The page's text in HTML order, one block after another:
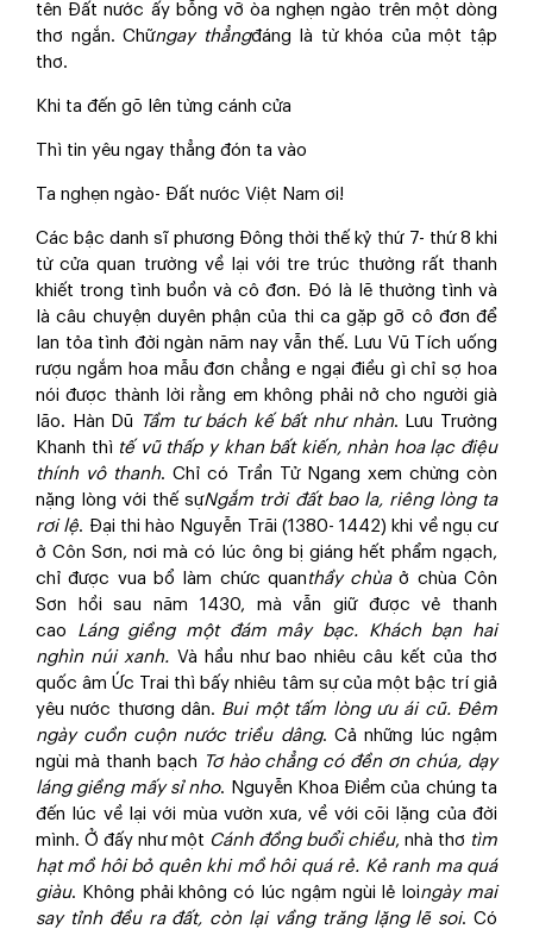
tên Đất nước ấy bỗng vỡ òa nghẹn ngào trên một dòng
thơ ngắn. Chữngay thẳngđáng là từ khóa của một tập
thơ.
Khi ta đến gõ lên từng cánh cửa
Thì tin yêu ngay thẳng đón ta vào
Ta nghẹn ngào- Đất nước Việt Nam ơi!
Các bậc danh sĩ phương Đông thời thế kỷ thứ 7- thứ 8 khi
từ cửa quan trường về lại với tre trúc thường rất thanh
khiết trong tình buồn và cô đơn. Đó là lẽ thường tình và
là câu chuyện duyên phận của thi ca gặp gỡ cô đơn để
lan tỏa tình đời ngàn năm nay vẫn thế. Lưu Vũ Tích uống
rượu ngắm hoa mẫu đơn chẳng e ngại điều gì chỉ sợ hoa
nói được thành lời rằng em không phải nở cho người già
lão. Hàn Dũ
Tầm tư bách kế bất như nhàn. Lưu Trường
Khanh thì tế vũ thấp y khan bất kiến, nhàn hoa lạc điệu
thính vô thanh. Chỉ có Trần Tử Ngang xem chừng còn
nặng lòng với thế sựNgắm trời đất bao la, riêng lòng ta
rơi lệ. Đại thi hào Nguyễn Trãi (1380- 1442) khi về ngụ cư
ở Côn Sơn, nơi mà có lúc ông bị giáng hết phẩm ngạch,
chỉ được vua bổ làm chức quan thầy chùaở chùa Côn
Sơn hồi sau năm 1430, mà vẫn giữ được vẻ thanh
cao Láng giềng một đám mây bạc. Khách bạn hai
nghìn núi xanh. Và hầu như bao nhiêu câu kết của thơ
quốc âm Ức Trai thì bấy nhiêu tâm sự của một bậc trí giả
yêu nước thương dân. Bui một tấm lòng ưu ái cũ. Đêm
ngày cuồn cuộn nước triều dâng. Cả những lúc ngậm
ngùi mà thanh bạch Tơ hào chẳng có đền ơn chúa, dạy
láng giềng mấy sỉ nho. Nguyễn Khoa Điềm của chúng ta
đến lúc về lại với mùa vườn xưa, về với cõi lặng của đời
mình. Ở đấy như một Cánh đồng buổi chiều, nhà thơ tìm
hạt mồ hôi bỏ quên khi mồ hôi quá rẻ. Kẻ ranh ma quá
giàu. Không phải không có lúc ngậm ngùi lẻ loingày mai
say tỉnh đều ra đất, còn lại vầng trăng lặng lẽ soi. Có